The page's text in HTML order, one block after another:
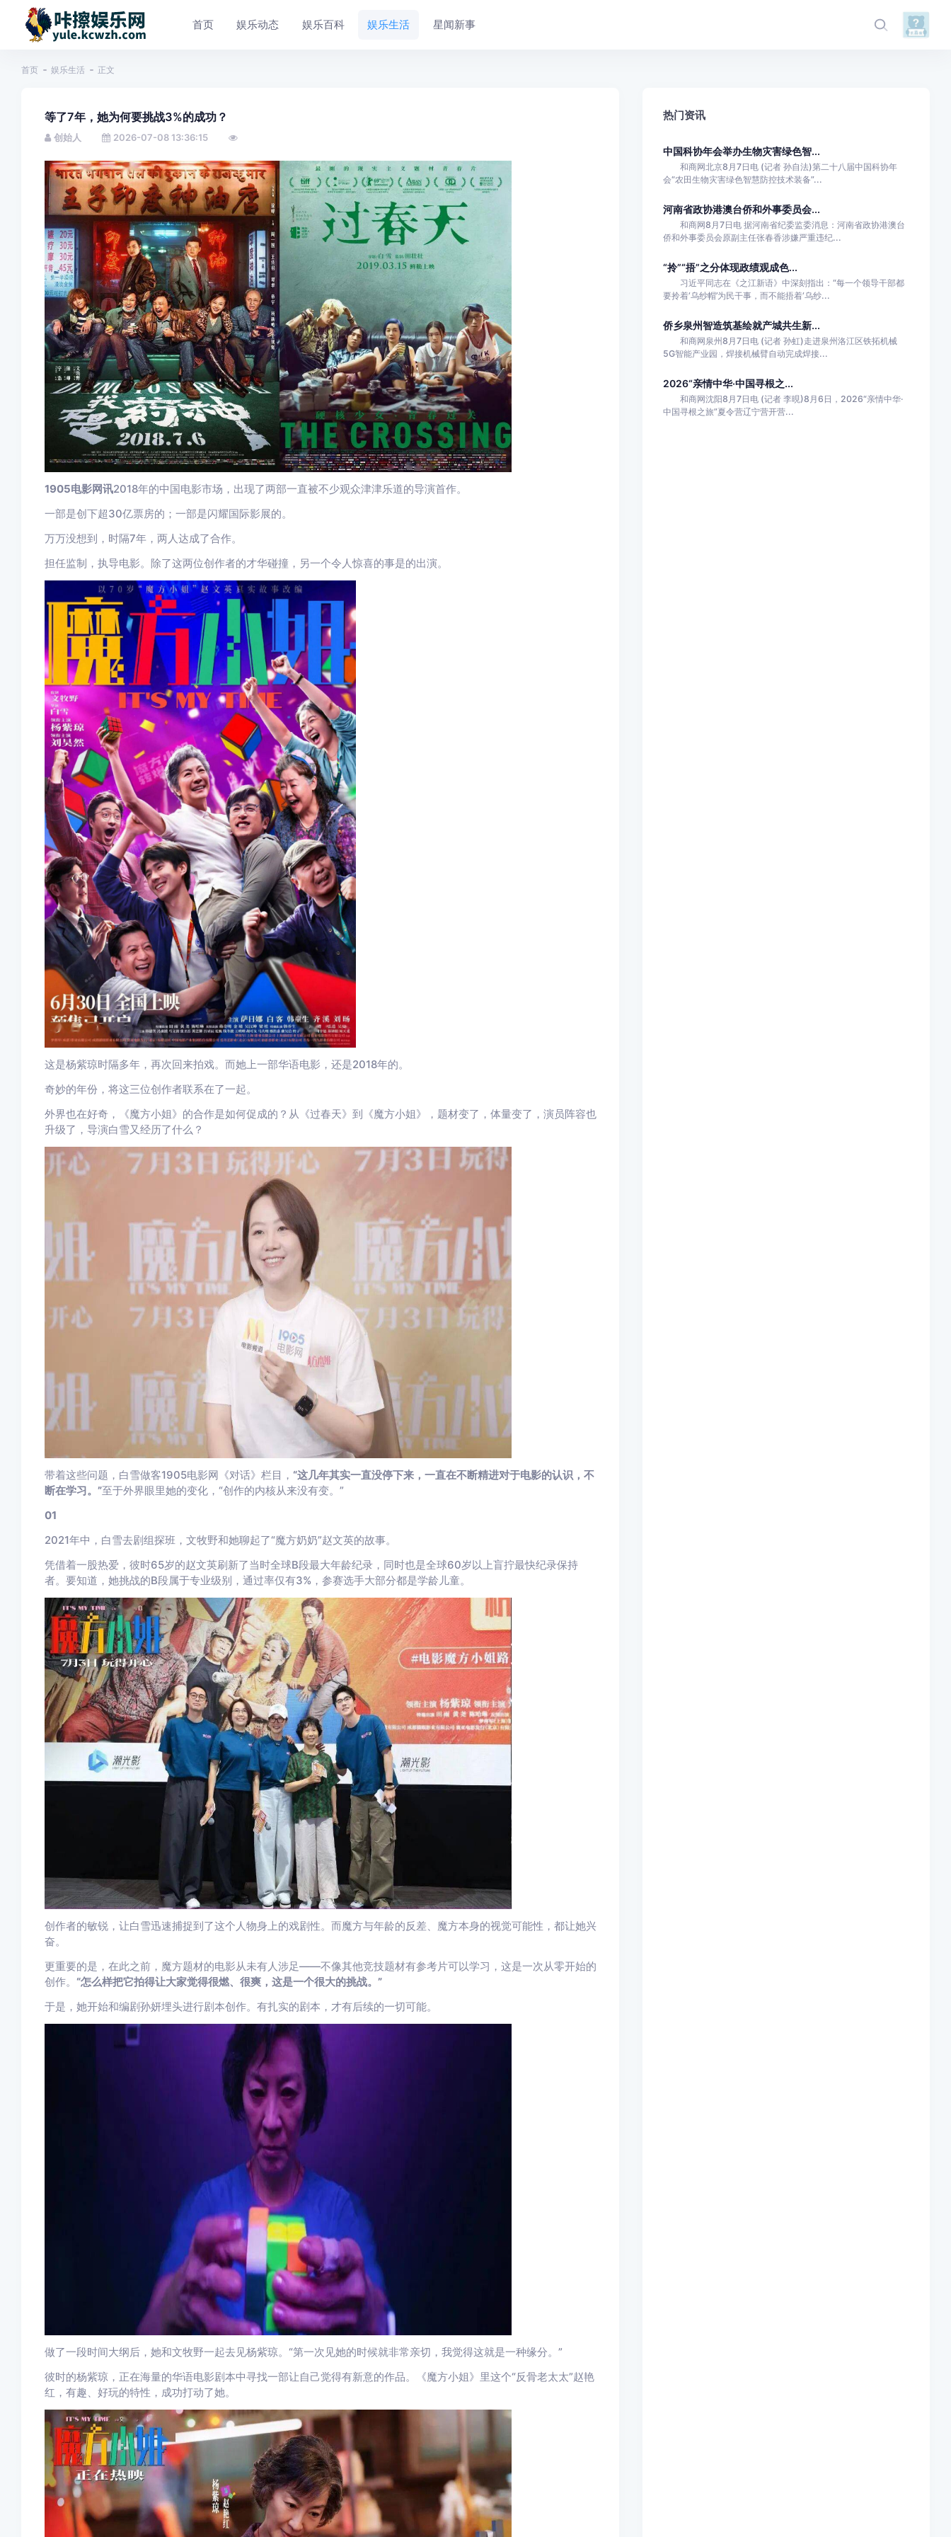
首页 娱乐动态 娱乐百科 娱乐生活 星闻新事
首页 娱乐生活 正文
等了7年，她为何要挑战3%的成功？
创始人 2026-07-08 13:36:15
1905电影网讯2018年的中国电影市场，出现了两部一直被不少观众津津乐道的导演首作。
一部是创下超30亿票房的；一部是闪耀国际影展的。
万万没想到，时隔7年，两人达成了合作。
担任监制，执导电影。除了这两位创作者的才华碰撞，另一个令人惊喜的事是的出演。
这是杨紫琼时隔多年，再次回来拍戏。而她上一部华语电影，还是2018年的。
奇妙的年份，将这三位创作者联系在了一起。
外界也在好奇，《魔方小姐》的合作是如何促成的？从《过春天》到《魔方小姐》，题材变了，体量变了，演员阵容也
升级了，导演白雪又经历了什么？
带着这些问题，白雪做客1905电影网《对话》栏目， “这几年其实一直没停下来，一直在不断精进对于电影的认识，不
断在学习。”至于外界眼里她的变化，“创作的内核从来没有变。”
01
2021年中，白雪去剧组探班，文牧野和她聊起了“魔方奶奶”赵文英的故事。
凭借着一股热爱，彼时65岁的赵文英刷新了当时全球B段最大年龄纪录，同时也是全球60岁以上盲拧最快纪录保持
者。要知道，她挑战的B段属于专业级别，通过率仅有3%，参赛选手大部分都是学龄儿童。
创作者的敏锐，让白雪迅速捕捉到了这个人物身上的戏剧性。而魔方与年龄的反差、魔方本身的视觉可能性，都让她兴
奋。
更重要的是，在此之前，魔方题材的电影从未有人涉足——不像其他竞技题材有参考片可以学习，这是一次从零开始的
创作。 “怎么样把它拍得让大家觉得很燃、很爽，这是一个很大的挑战。”
于是，她开始和编剧孙妍埋头进行剧本创作。有扎实的剧本，才有后续的一切可能。
做了一段时间大纲后，她和文牧野一起去见杨紫琼。“第一次见她的时候就非常亲切，我觉得这就是一种缘分。”
彼时的杨紫琼，正在海量的华语电影剧本中寻找一部让自己觉得有新意的作品。《魔方小姐》里这个“反骨老太太”赵艳
红，有趣、好玩的特性，成功打动了她。
热门资讯
中国科协年会举办生物灾害绿色智...
和商网北京8月7日电 (记者 孙自法)第二十八届中国科协年
会“农田生物灾害绿色智慧防控技术装备”...
河南省政协港澳台侨和外事委员会...
和商网8月7日电 据河南省纪委监委消息：河南省政协港澳台
侨和外事委员会原副主任张春香涉嫌严重违纪...
“拎”“捂”之分体现政绩观成色...
习近平同志在《之江新语》中深刻指出：“每一个领导干部都
要拎着‘乌纱帽’为民干事，而不能捂着‘乌纱...
侨乡泉州智造筑基绘就产城共生新...
和商网泉州8月7日电 (记者 孙虹)走进泉州洛江区铁拓机械
5G智能产业园，焊接机械臂自动完成焊接...
2026“亲情中华·中国寻根之...
和商网沈阳8月7日电 (记者 李晛)8月6日，2026“亲情中华·
中国寻根之旅”夏令营辽宁营开营...